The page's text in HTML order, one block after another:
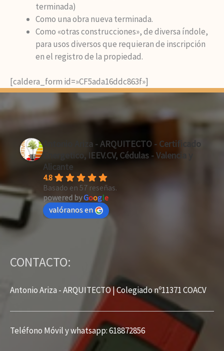
terminada)
Como una obra nueva terminada.
Como «otras construcciones», de diversa índole,
para usos diversos que requieran de inscripción
en el registro de la propiedad.
[caldera_form id=»CF5ada16ddc863f»]
Antonio Ariza - ARQUITECTO - Certificado
Energetico, IEEV.CV, Cédulas - Valencia y
Alicante
4.8
Basado en 57 reseñas.
powered byGoogle
valóranos en
CONTACTO:
Antonio Ariza - ARQUITECTO | Colegiado nº11371 COACV
Teléfono Móvil y whatsapp: 618872856